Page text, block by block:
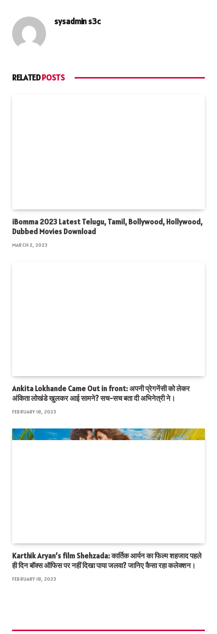
sysadmin s3c
RELATEDPOSTS
iBomma 2023 Latest Telugu, Tamil, Bollywood, Hollywood,
Dubbed Movies Download
MARCH 2, 2023
Ankita Lokhande Came Out in front: अपनी प्रेगनेंसी को लेकर
अंकिता लोखंडे खुलकर आई सामने? सच-सच बता दी अभिनेत्री ने।
FEBRUARY 18, 2023
Karthik Aryan’s film Shehzada: कार्तिक आर्यन का फिल्म शहजाद पहले
ही दिन बॉक्स ऑफिस पर नहीं दिखा पाया जलवा? जानिए कैसा रहा कलेक्शन।
FEBRUARY 18, 2023